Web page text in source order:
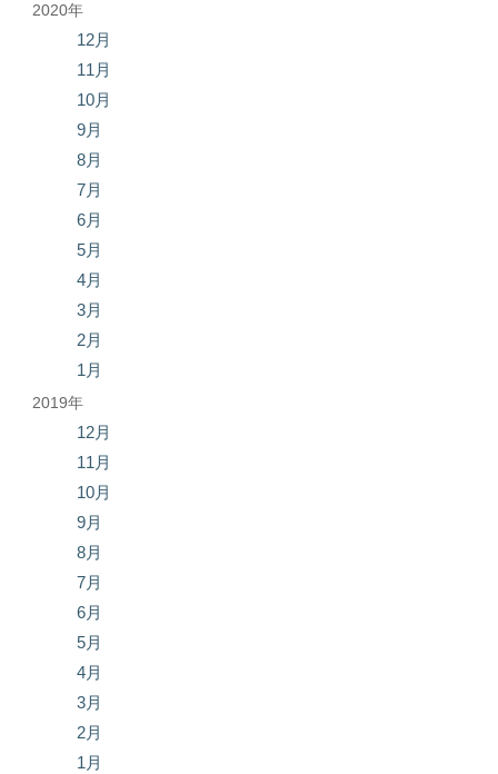
2020年
12月
11月
10月
9月
8月
7月
6月
5月
4月
3月
2月
1月
2019年
12月
11月
10月
9月
8月
7月
6月
5月
4月
3月
2月
1月